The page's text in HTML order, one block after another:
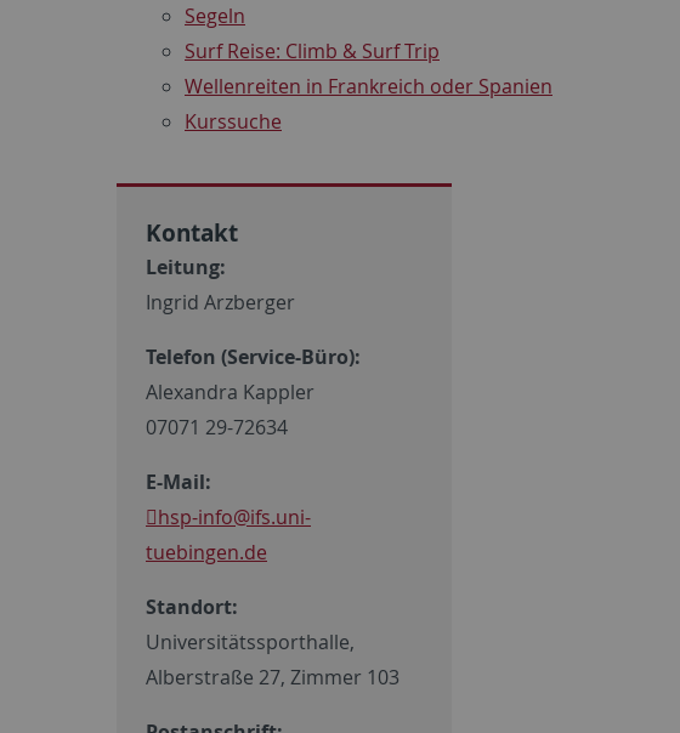
Segeln
Surf Reise: Climb & Surf Trip
Wellenreiten in Frankreich oder Spanien
Kurssuche
Kontakt
Leitung:
Ingrid Arzberger
Telefon (Service-Büro):
Alexandra Kappler
07071 29-72634
E-Mail:
hsp-info@ifs.uni-
tuebingen.de
Standort:
Universitätssporthalle,
Alberstraße 27, Zimmer 103